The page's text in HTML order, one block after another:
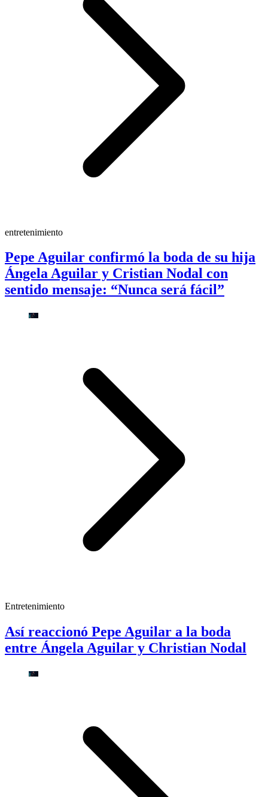
entretenimiento
Pepe Aguilar confirmó la boda de su hija
Ángela Aguilar y Cristian Nodal con
sentido mensaje: “Nunca será fácil”
Entretenimiento
Así reaccionó Pepe Aguilar a la boda
entre Ángela Aguilar y Christian Nodal